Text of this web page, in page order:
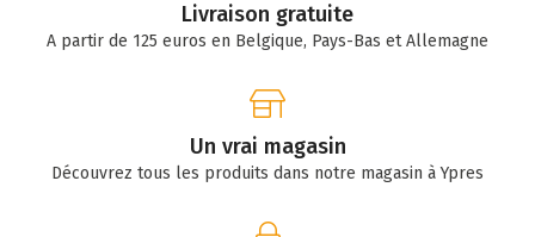
Livraison gratuite
A partir de 125 euros en Belgique, Pays-Bas et Allemagne
Un vrai magasin
Découvrez tous les produits dans notre magasin à Ypres